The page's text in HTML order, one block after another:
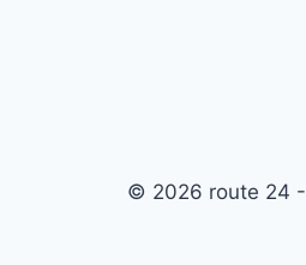
© 2026 route 24 -